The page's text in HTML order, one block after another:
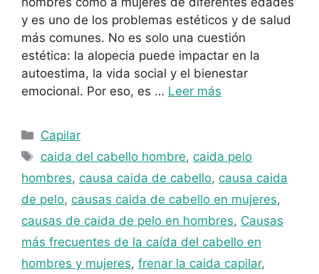
y es uno de los problemas estéticos y de salud
más comunes. No es solo una cuestión
estética: la alopecia puede impactar en la
autoestima, la vida social y el bienestar
emocional. Por eso, es … Leer más
Capilar
caida del cabello hombre,caida pelo
hombres, causa caida de cabello, causa caida
de pelo, causas caida de cabello en mujeres,
causas de caida de pelo en hombres, Causas
más frecuentes de la caída del cabello en
hombres y mujeres, frenar la caida capilar,